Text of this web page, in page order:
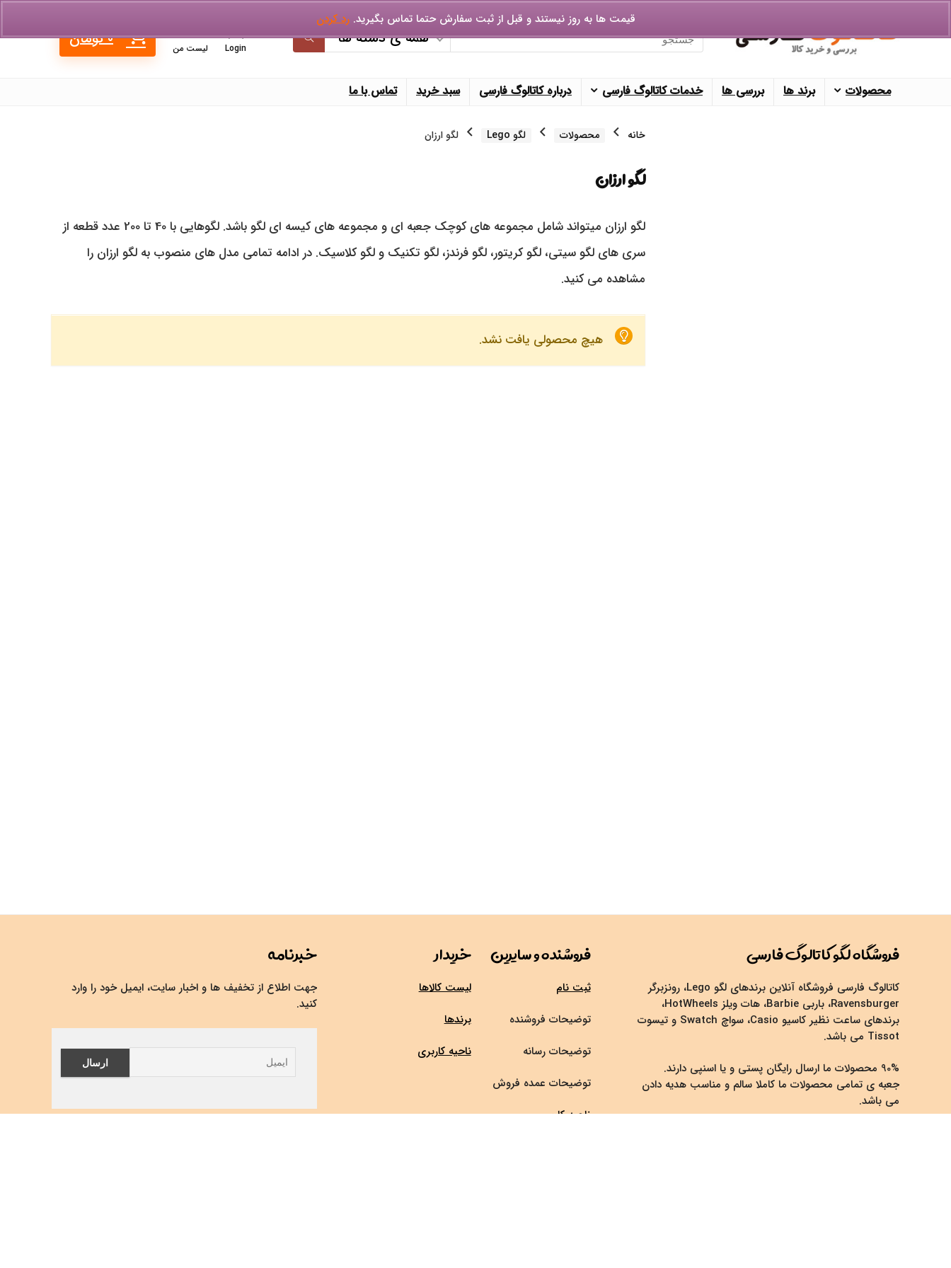
قیمت ها به روز نیستند و قبل از ثبت سفارش حتما تماس بگیرید.رد کردن
Search
for:
همه ی دسته ها Login لیست من 0تومان
محصولات برند ها بررسی ها خدمات کاتالوگ فارسی درباره کاتالوگ فارسی سبد خرید تماس با ما
خانه محصولات لگو Lego لگو ارزان
لگو ارزان
لگو ارزان میتواند شامل مجموعه های کوچک جعبه ای و مجموعه های کیسه ای لگو باشد. لگوهایی با 40 تا 200 عدد قطعه از
سری های لگو سیتی، لگو کریتور، لگو فرندز، لگو تکنیک و لگو کلاسیک. در ادامه تمامی مدل های منصوب به لگو ارزان را
مشاهده می کنید.
هیچ محصولی یافت نشد.
فروشگاه لگو کاتالوگ فارسی
کاتالوگ فارسی فروشگاه آنلاین برندهای لگو Lego، رونزبرگر
Ravensburger، باربی Barbie، هات ویلز HotWheels،
برندهای ساعت نظیر کاسیو Casio، سواچ Swatch و تیسوت
Tissot می باشد.
90% محصولات ما ارسال رایگان پستی و یا اسنپی دارند.
جعبه ی تمامی محصولات ما کاملا سالم و مناسب هدیه دادن
می باشد.
فروشنده و سایرین
ثبت نام
توضیحات فروشنده
توضیحات رسانه
توضیحات عمده فروش
ناحیه کاربری
خریدار
لیست کالاها
برندها
ناحیه کاربری
خبرنامه
جهت اطلاع از تخفیف ها و اخبار سایت، ایمیل خود را وارد
کنید.